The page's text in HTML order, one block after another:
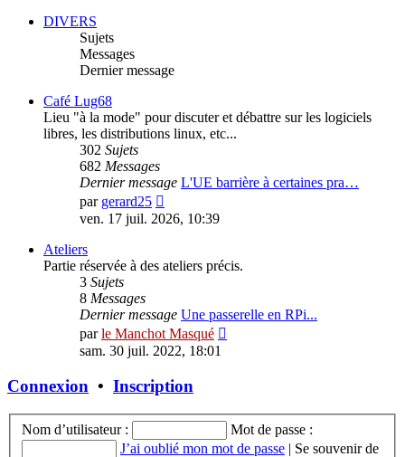
DIVERS
Sujets
Messages
Dernier message
Café Lug68
Lieu "à la mode" pour discuter et débattre sur les logiciels
libres, les distributions linux, etc...
302 Sujets
682 Messages
Dernier message L'UE barrière à certaines pra…
par gerard25
le
ven. 17 juil. 2026, 10:39
Ateliers
Partie réservée à des ateliers précis.
3 Sujets
8 Messages
Dernier message Une passerelle en RPi...
parle Manchot Masqué
sam. 30 juil. 2022, 18:01
Connexion • Inscription
Nom d’utilisateur :
Mot de passe :
J’ai oublié mon mot de passe | Se souvenir de